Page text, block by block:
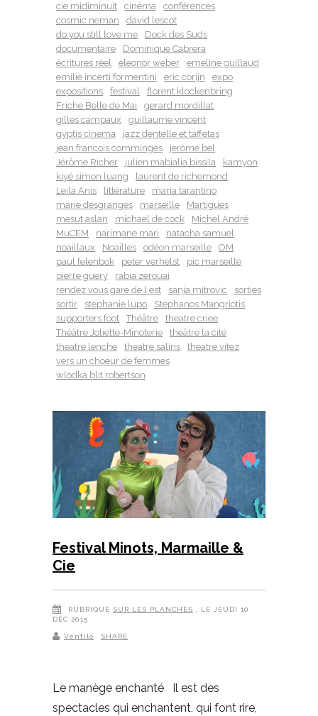
cie midiminuit
cinéma
conférences
cosmic neman
david lescot
do you still love me
Dock des Suds
documentaire
Dominique Cabrera
écritures réel
eleonor weber
emeline guillaud
emilie incerti formentini
eric corijn
expo
expositions
festival
florent klockenbring
Friche Belle de Mai
gerard mordillat
gilles campaux
guillaume vincent
gyptis cinema
jazz dentelle et taffetas
jean francois comminges
jerome bel
Jérôme Richer
julien mabialia bissila
kamyon
kiyé simon luang
laurent de richemond
Leila Anis
littérature
maria tarantino
marie desgranges
marseille
Martigues
mesut aslan
michael de cock
Michel André
MuCEM
narimane mari
natacha samuel
noaillaux
Noailles odéon marseille
OM
paul felenbok
peter verhelst
pic marseille
pierre guery
rabia zerouai
rendez vous gare de l est
sanja mitrovic
sorties
sortir
stephanie lupo
Stephanos Mangriotis
supporters foot
Théâtre
theatre criee
Théâtre Joliette-Minoterie
theâtre la cité
theatre lenche
theatre salins
theatre vitez
vers un choeur de femmes
wlodka blit robertson
Festival Minots, Marmaille &
Cie
RUBRIQUE SUR LES PLANCHES
, LE JEUDI 10
DÉC 2015
Ventilo SHARE
Le manège enchanté Il est des
spectacles qui enchantent, qui font rire,